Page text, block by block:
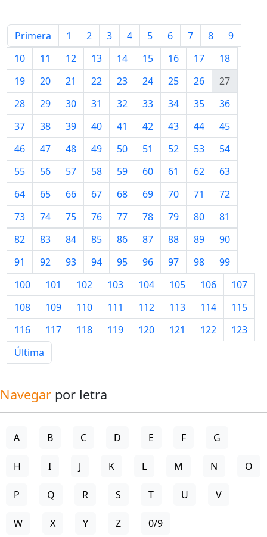
Primera 1 2 3 4 5 6 7 8
9
10
11 12 13 14 15 16 17
18
19
20 21 22 23 24 25 26
27
28
29 30 31 32 33 34 35
36
37
38 39 40 41 42 43 44
45
46
47 48 49 50 51 52 53
54
55
56 57 58 59 60 61 62
63
64
65 66 67 68 69 70 71
72
73
74 75 76 77 78 79 80
81
82
83 84 85 86 87 88 89
90
91
92 93 94 95 96 97 98
99
100
101 102 103 104 105 106
107
108
109 110 111 112 113 114
115
116
117 118 119 120 121 122
123
Última
Navegar por letra
A B C D E F G
H I J K L M N O
P Q R S T U V
W X Y Z 0/9